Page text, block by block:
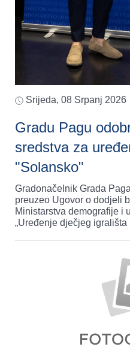
Srijeda, 08 Srpanj 2026
Gradu Pagu
sredstva za
"Solansko"
Gradonačelnik Grada
preuzeo Ugovor o dodjeli
Ministarstva demografije i
„Uređenje dječjeg igrališta